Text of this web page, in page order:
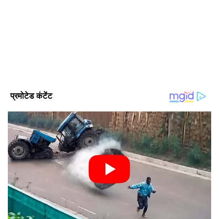
पश्चिम बंगाल की पीड़ित महिला ने दर्ज कराई शिकायत
महिला द्वारा दर्ज कराई गई एफआईआर में तृणमूल कांग्रेस